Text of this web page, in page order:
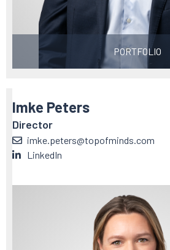
PORTFOLIO
Imke Peters
Director
imke.peters@topofminds.com
LinkedIn